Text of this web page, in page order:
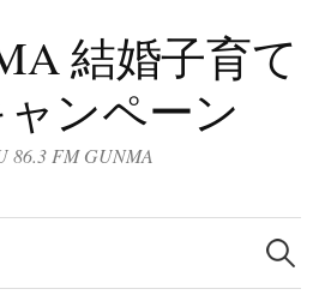
結婚子育て
ンペーン
86.3 FM GUNMA
検
索: